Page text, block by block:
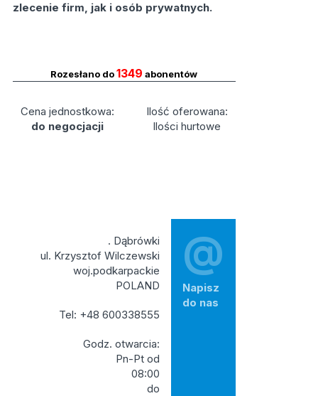
zlecenie firm, jak i osób prywatnych.
Rozesłano do1349 abonentów
Cena jednostkowa:
do negocjacji
Ilość oferowana:
Ilości hurtowe
. Dąbrówki
ul. Krzysztof Wilczewski
woj.podkarpackie
POLAND
Tel: +48 600338555
Godz. otwarcia:
Pn-Pt od
08:00
do
@
Napisz
do nas